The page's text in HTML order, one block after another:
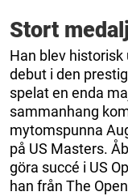
Stort
Han blev historisk
debut i den
spelat en enda
sammanhang
mytomspunna
på US Masters.
göra succé i US
han från The